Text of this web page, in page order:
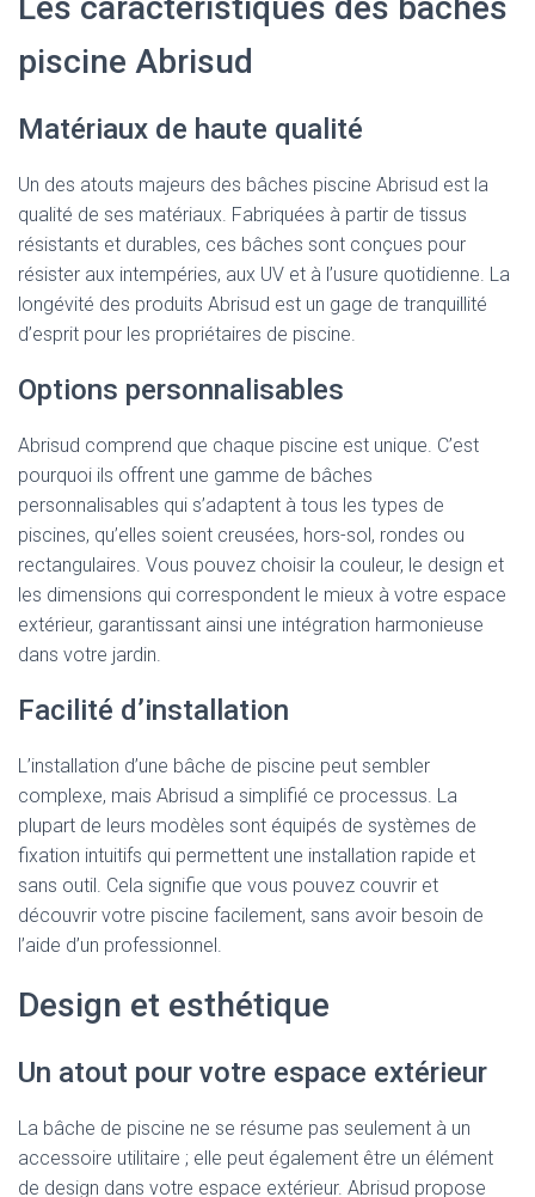
piscine Abrisud
Matériaux de haute qualité
Un des atouts majeurs des bâches piscine Abrisud est la
qualité de ses matériaux. Fabriquées à partir de tissus
résistants et durables, ces bâches sont conçues pour
résister aux intempéries, aux UV et à l’usure quotidienne. La
longévité des produits Abrisud est un gage de tranquillité
d’esprit pour les propriétaires de piscine.
Options personnalisables
Abrisud comprend que chaque piscine est unique. C’est
pourquoi ils offrent une gamme de bâches
personnalisables qui s’adaptent à tous les types de
piscines, qu’elles soient creusées, hors-sol, rondes ou
rectangulaires. Vous pouvez choisir la couleur, le design et
les dimensions qui correspondent le mieux à votre espace
extérieur, garantissant ainsi une intégration harmonieuse
dans votre jardin.
Facilité d’installation
L’installation d’une bâche de piscine peut sembler
complexe, mais Abrisud a simplifié ce processus. La
plupart de leurs modèles sont équipés de systèmes de
fixation intuitifs qui permettent une installation rapide et
sans outil. Cela signifie que vous pouvez couvrir et
découvrir votre piscine facilement, sans avoir besoin de
l’aide d’un professionnel.
Design et esthétique
Un atout pour votre espace extérieur
La bâche de piscine ne se résume pas seulement à un
accessoire utilitaire ; elle peut également être un élément
de design dans votre espace extérieur. Abrisud propose